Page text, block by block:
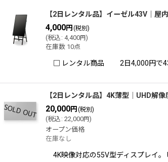
並び順
【2日レンタル品】イーゼル43V｜屋
4,000円 (税別)
(税込 : 4,400円)
在庫数 10点
□ レンタル商品 2日4,000円で43
【2日レンタル品】4K薄型│UHD解
20,000円 (税別)
(税込 : 22,000円)
オープン価格
在庫なし
4K映像対応の55V型ディスプレイ